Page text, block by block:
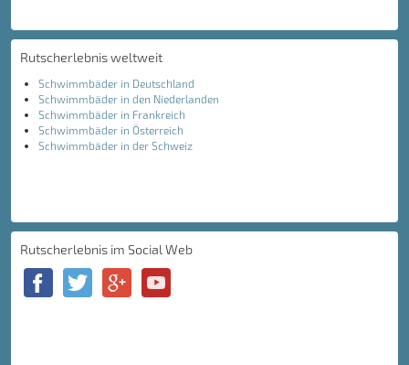
Rutscherlebnis weltweit
Schwimmbäder in Deutschland
Schwimmbäder in den Niederlanden
Schwimmbäder in Frankreich
Schwimmbäder in Österreich
Schwimmbäder in der Schweiz
Rutscherlebnis im Social Web